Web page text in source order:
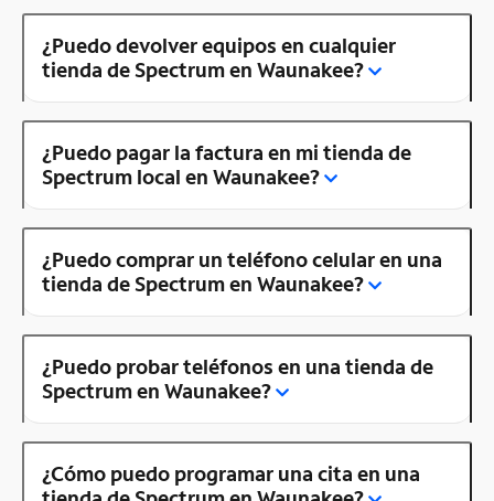
¿Puedo devolver equipos en cualquier
tienda de Spectrum en Waunakee?
¿Puedo pagar la factura en mi tienda de
Spectrum local en Waunakee?
¿Puedo comprar un teléfono celular en una
tienda de Spectrum en Waunakee?
¿Puedo probar teléfonos en una tienda de
Spectrum en Waunakee?
¿Cómo puedo programar una cita en una